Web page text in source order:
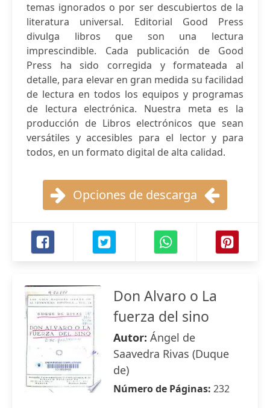
temas ignorados o por ser descubiertos de la
literatura universal. Editorial Good Press
divulga libros que son una lectura
imprescindible. Cada publicación de Good
Press ha sido corregida y formateada al
detalle, para elevar en gran medida su facilidad
de lectura en todos los equipos y programas
de lectura electrónica. Nuestra meta es la
producción de Libros electrónicos que sean
versátiles y accesibles para el lector y para
todos, en un formato digital de alta calidad.
Opciones de descarga
Don Alvaro o La
fuerza del sino
Autor: Ángel de
Saavedra Rivas (Duque
de)
Número de Páginas: 232